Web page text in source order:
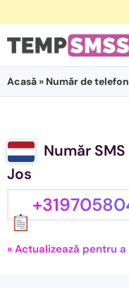
Acasă » Număr de telefon
Număr
Jos
» Actualizează pentru